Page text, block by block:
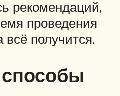
рекомендаций,
проведения
всё получится.